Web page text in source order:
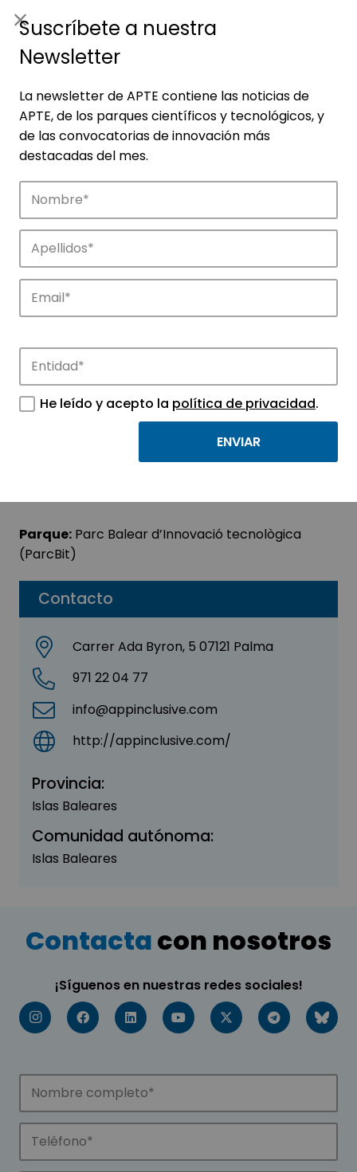
Empresas
Descubre las empresas que impulsan la
innovación en los parques de APTE.
Contacto
Carrer Ada Byron, 5 07121 Palma
971 22 04 77
info@appinclusive.com
http://appinclusive.com/
Provincia:
Islas Baleares
Comunidad autónoma:
Islas Baleares
APPINCLUSIVE S.L.
INFORMACIÓN, INFORMÁTICA Y
Parque: Parc Balear d’Innovació tecnològica
(ParcBit)
Contactacon nosotros
¡Síguenos en nuestras redes sociales!
Suscríbete a nuestra
Newsletter
La newsletter de APTE contiene las noticias de
APTE, de los parques científicos y tecnológicos, y
de las convocatorias de innovación más
destacadas del mes.
He leído y acepto la política de privacidad.